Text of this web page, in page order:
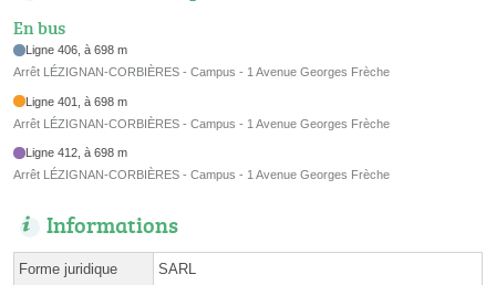
En bus
Ligne 406, à 698 m
Arrêt LÉZIGNAN-CORBIÈRES - Campus - 1 Avenue Georges Frèche
Ligne 401, à 698 m
Arrêt LÉZIGNAN-CORBIÈRES - Campus - 1 Avenue Georges Frèche
Ligne 412, à 698 m
Arrêt LÉZIGNAN-CORBIÈRES - Campus - 1 Avenue Georges Frèche
Informations
Forme juridique SARL